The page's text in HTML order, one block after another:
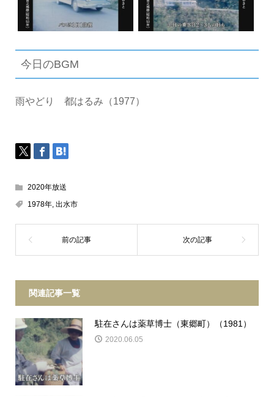
今日のBGM
雨やどり 都はるみ（1977）
2020年放送
1978年, 出水市
関連記事一覧
駐在さんは薬草博士（東郷町）（1981）
2020.06.05